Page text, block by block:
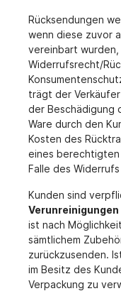
Rücksendungen
wenn diese zuvor
vereinbart
Widerrufsrecht/
trägt der
der Beschädigung
Ware durch den
Kosten des
eines berechtigten
Falle des
Kunden sind
Verunreinigungen
ist nach
sämtlichem
zurückzusenden.
im Besitz des
Verpackung zu